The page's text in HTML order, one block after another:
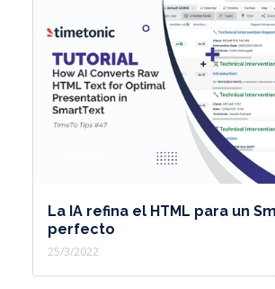
La IA refina el HTML para un
perfecto
25/3/2022